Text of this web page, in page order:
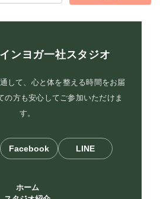
ンヨガ一社スタジオ
して、心と体を整える時間をお届
の方も安心してご参加いただけま
す。
Facebook LINE
ホーム